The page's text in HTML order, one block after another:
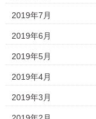
2019年7月
2019年6月
2019年5月
2019年4月
2019年3月